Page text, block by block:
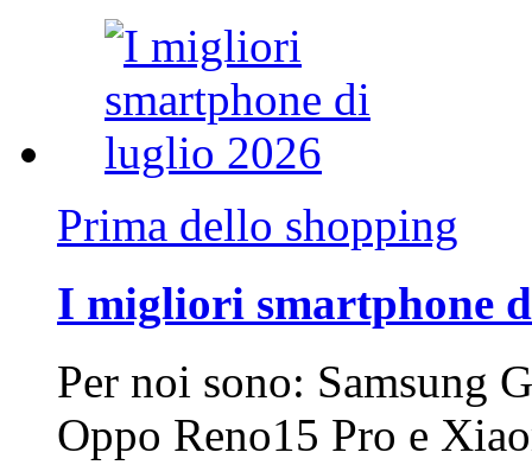
Prima dello shopping
I migliori smartphone
Per noi sono: Samsung
Oppo Reno15 Pro e